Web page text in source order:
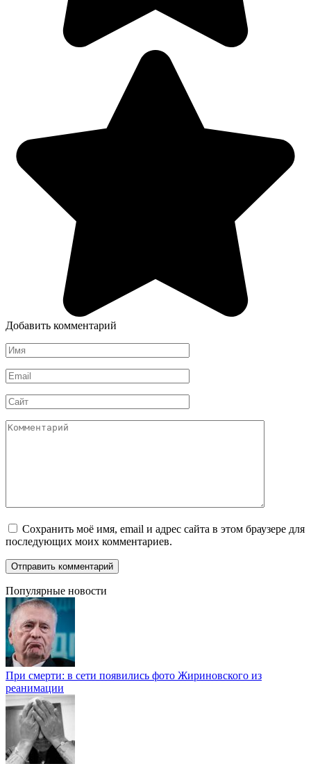
Добавить комментарий
Имя
*
Email
*
Сайт
Комментарий
Сохранить моё имя, email и адрес сайта в этом браузере для
последующих моих комментариев.
Популярные новости
При смерти: в сети появились фото Жириновского из
реанимации